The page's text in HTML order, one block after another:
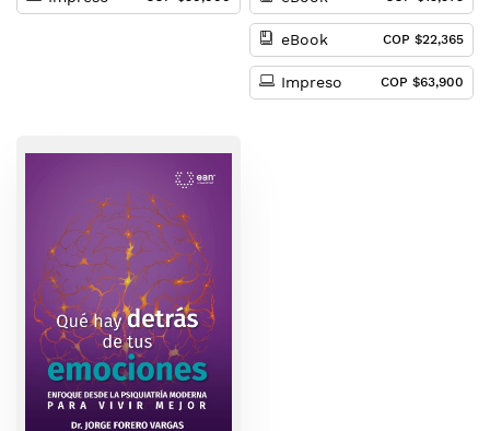
eBook COP $22,365
Impreso COP $63,900